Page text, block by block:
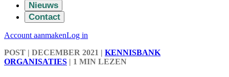
Nieuws
Contact
Account aanmakenLog in
POST | DECEMBER 2021 | KENNISBANK
ORGANISATIES | 1 MIN LEZEN